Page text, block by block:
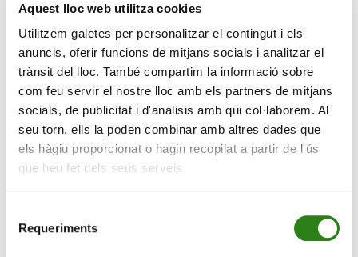
Aquest lloc web utilitza cookies
Utilitzem galetes per personalitzar el contingut i els
anuncis, oferir funcions de mitjans socials i analitzar el
trànsit del lloc. També compartim la informació sobre
com feu servir el nostre lloc amb els partners de mitjans
socials, de publicitat i d'anàlisis amb qui col·laborem. Al
seu torn, ells la poden combinar amb altres dades que
els hàgiu proporcionat o hagin recopilat a partir de l'ús
que heu fet dels seus serveis.
Requeriments
reprèn les activitats esportives de golf, les rutes de
senderisme i els tallers preventius sobre salut enfocats
a temes d’alimentació i, com a novetat, una sessió per
oferir recursos i eines per fer front a la solitud. Entre les
activitats més lúdiques, s’oferirà el concert Música per
la memòria, amb un quintet de corda i percussionistes
de l’ONCA, visites guiades a museus i monuments
al vinil.